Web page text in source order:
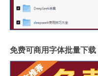
免费可商用字体批量下载